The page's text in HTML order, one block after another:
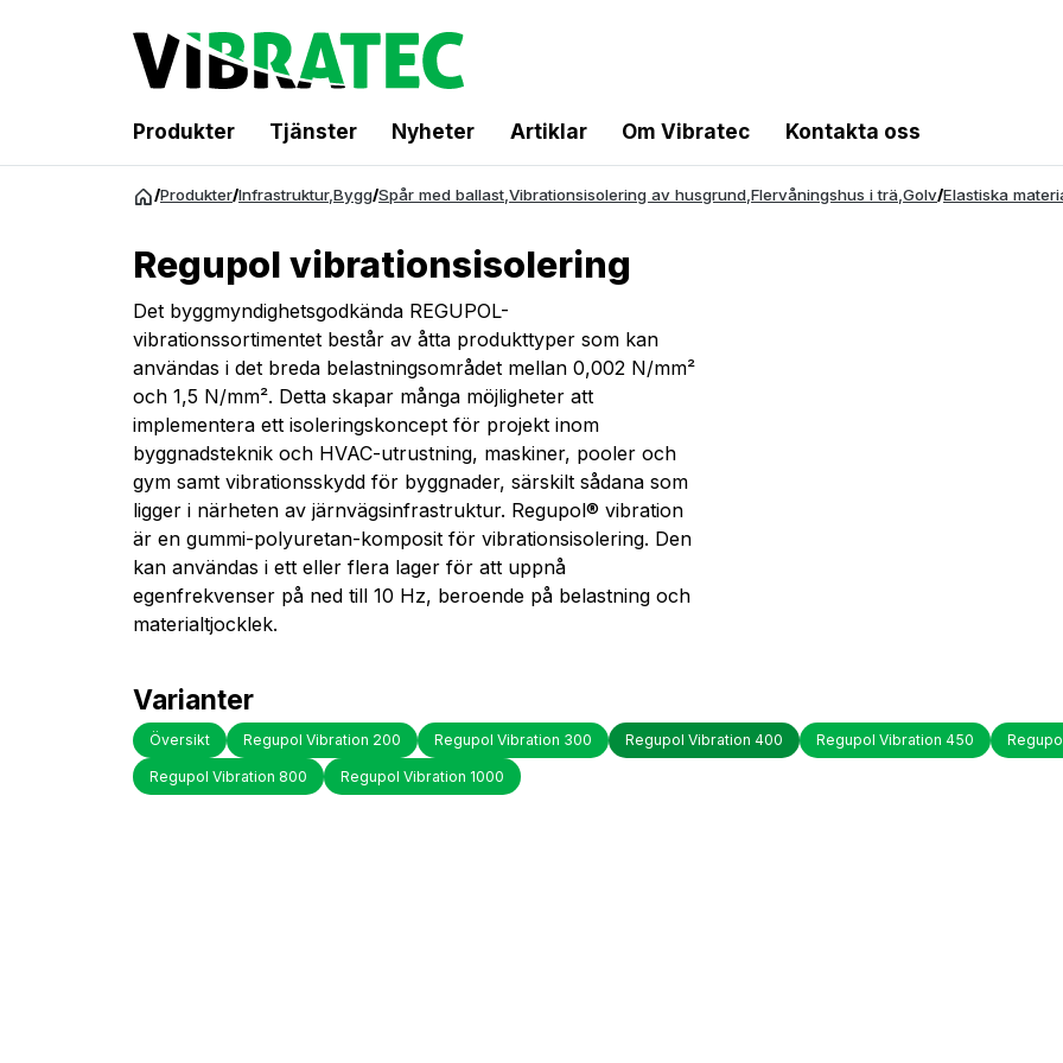
Produkter Tjänster Nyheter Artiklar Om Vibratec Kontakta oss
/Produkter/Infrastruktur,Bygg/Spår med ballast,Vibrationsisolering av husgrund,Flervåningshus i trä,Golv/Elastiska
Regupol vibrationsisolering
Det byggmyndighetsgodkända REGUPOL-
vibrationssortimentet består av åtta produkttyper som kan
användas i det breda belastningsområdet mellan 0,002 N/mm²
och 1,5 N/mm². Detta skapar många möjligheter att
implementera ett isoleringskoncept för projekt inom
byggnadsteknik och HVAC-utrustning, maskiner, pooler och
gym samt vibrationsskydd för byggnader, särskilt sådana som
ligger i närheten av järnvägsinfrastruktur. Regupol® vibration
är en gummi-polyuretan-komposit för vibrationsisolering. Den
kan användas i ett eller flera lager för att uppnå
egenfrekvenser på ned till 10 Hz, beroende på belastning och
materialtjocklek.
Varianter
Översikt Regupol Vibration 200 Regupol Vibration 300 Regupol Vibration 400 Regupol Vibration 450
Regupol Vibration 800 Regupol Vibration 1000